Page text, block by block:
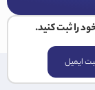
را ثبت کنید.
ایمیل